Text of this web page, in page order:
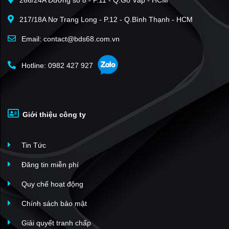
Golden Palace
Xuân Phương Tasco
(17)
Vinhomes Green Bay Mễ Trì
The Sakura - Vinhomes Smart City
The Matrix One
Iris Garden
The Sun Mễ Trì
Mỹ Đình II
An Bình Plaza
Dolphin Plaza
Mỹ Đình Plaza 2
217/18A Nơ Trang Long - P.12 - Q.Bình Thạnh - HCM
Email: contact@bds68.com.vn
Hotline: 0982 427 927
Giới thiệu công ty
Tin Tức
Đăng tin miễn phí
Quy chế hoạt động
Chính sách bảo mật
Giải quyết tranh chấp